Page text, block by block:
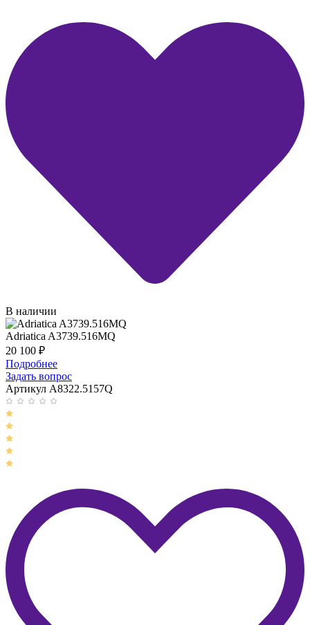
В наличии
Adriatica A3739.516MQ
20 100 ₽
Подробнее
Задать вопрос
Артикул A8322.5157Q